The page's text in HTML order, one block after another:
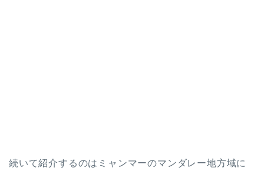
続いて紹介するのはミャンマーのマンダレー地方域に